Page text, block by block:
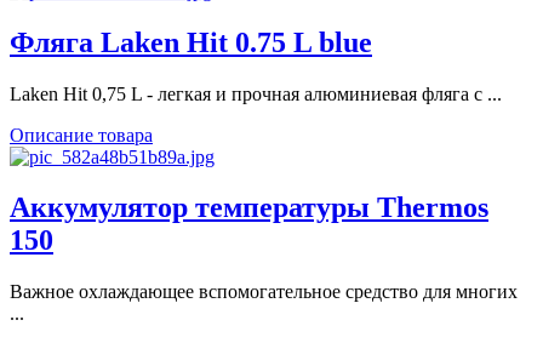
Фляга Laken Hit 0.75 L blue
Laken Hit 0,75 L - легкая и прочная алюминиевая фляга с ...
Описание товара
Аккумулятор температуры Thermos
150
Важное охлаждающее вспомогательное средство для многих
...